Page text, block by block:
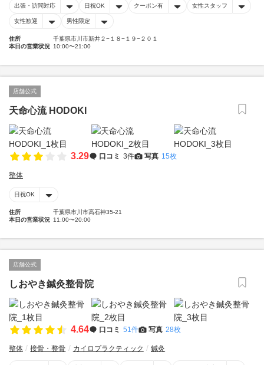
出張・訪問対応 日祝OK クーポン有 女性スタッフ
女性歓迎 男性限定
住所
千葉県市川市新井２−１８−１９−２０１
本日の営業状況 10:00〜21:00
店舗公式
天命心流 HODOKI
3.29 口コミ 3件 写真 15枚
整体
日祝OK
住所
千葉県市川市高石神35-21
本日の営業状況 11:00〜20:00
店舗公式
しおやき鍼灸整骨院
4.64 口コミ 51件 写真 28枚
整体 接骨・整骨 カイロプラクティック 鍼灸